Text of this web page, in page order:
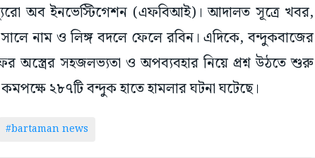
অব ইনভেস্টিগেশন (এফবিআই)। আদালত সূত্রে খবর,
নাম ও লিঙ্গ বদলে ফেলে রবিন। এদিকে, বন্দুকবাজের
অস্ত্রের সহজলভ্যতা ও অপব্যবহার নিয়ে প্রশ্ন উঠতে শুরু
২৮৭টি বন্দুক হাতে হামলার ঘটনা ঘটেছে।
#bartaman news